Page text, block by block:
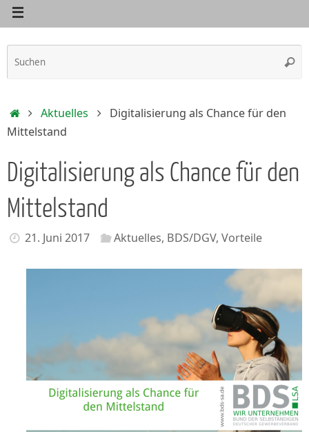
StartAktuelles
Digitalisierung als Chance für den
Mittelstand
Digitalisierung als Chance für den
Mittelstand
21. Juni 2017 Aktuelles, BDS/DGV, Vorteile